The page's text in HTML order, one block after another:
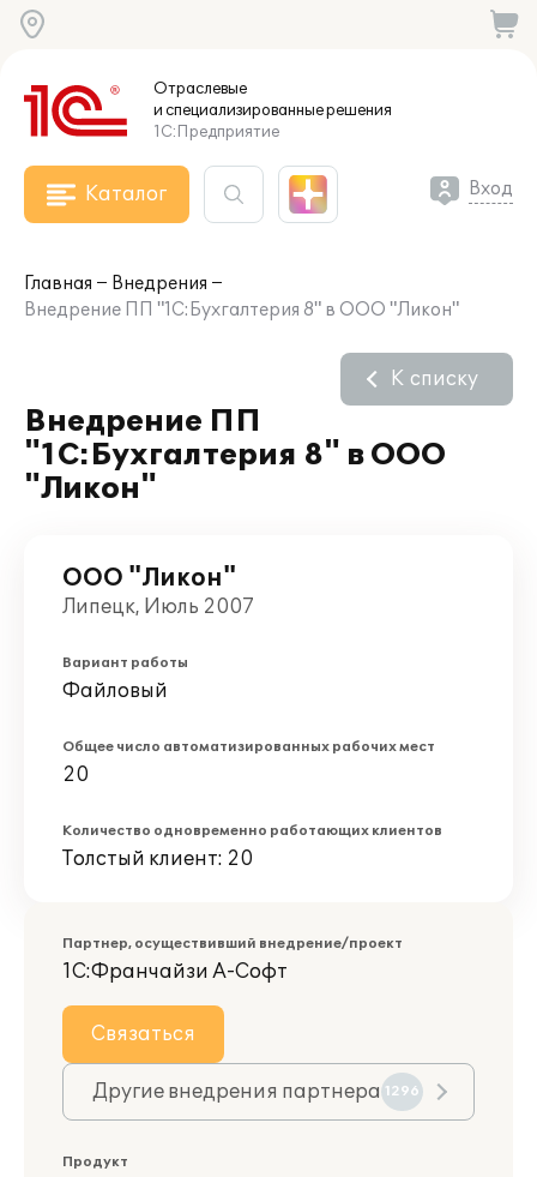
Отраслевые
и специализированныерешения
1С:Предприятие
Каталог Вход
Главная
Внедрения
Внедрение ПП "1С:Бухгалтерия 8" в ООО "Ликон"
Внедрение ПП
"1С:Бухгалтерия 8" в ООО
"Ликон"
К списку
ООО "Ликон"
Липецк, Июль 2007
Вариант работы
Файловый
Общее число автоматизированных рабочих мест
20
Количество одновременно работающих клиентов
Толстый клиент: 20
Партнер, осуществивший внедрение/проект
1С:Франчайзи А-Софт
Связаться
Другие внедрения партнера 1296
Продукт